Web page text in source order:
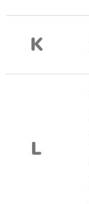
K
L